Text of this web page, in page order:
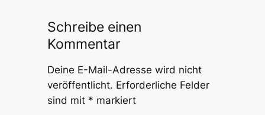
Schreibe einen
Kommentar
Deine E-Mail-Adresse wird nicht
veröffentlicht. Erforderliche Felder
sind mit * markiert